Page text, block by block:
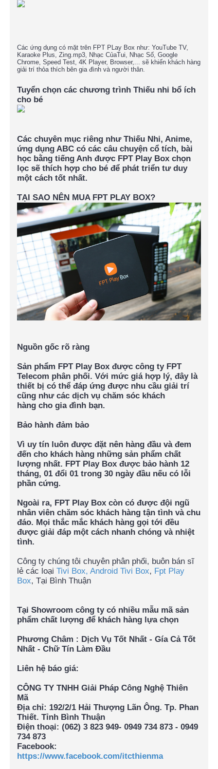
Các ứng dụng có mặt trên FPT PLay Box như: YouTube TV,
Karaoke Plus, Zing.mp3, Nhạc CủaTui, Nhạc Số, Google
Chrome, Speed Test, 4K Player, Browser,... sẽ khiến khách hàng
giải trí thỏa thích bên gia đình và người thân.
Tuyển chọn các chương trình Thiếu nhi bổ ích
cho bé
Các chuyên mục riêng như Thiếu Nhi, Anime,
ứng dụng ABC có các câu chuyện cổ tích, bài
học bằng tiếng Anh được FPT Play Box chọn
lọc sẽ thích hợp cho bé để phát triển tư duy
một cách tốt nhất.
TẠI SAO NÊN MUA FPT PLAY BOX?
Nguồn gốc rõ ràng
Sản phẩm FPT Play Box được công ty FPT
Telecom phân phối. Với mức giá hợp lý, đây là
thiết bị có thể đáp ứng được nhu cầu giải trí
cũng như các dịch vụ chăm sóc khách
hàng cho gia đình bạn.​
Bảo hành đảm bảo
Vì uy tín luôn được đặt nên hàng đầu và đem
đến cho khách hàng những sản phẩm chất
lượng nhất. FPT Play Box được bảo hành 12
tháng, 01 đổi 01 trong 30 ngày đầu nếu có lỗi
phần cứng.
Ngoài ra, FPT Play Box còn có được đội ngũ
nhân viên chăm sóc khách hàng tận tình và chu
đáo. Mọi thắc mắc khách hàng gọi tới đều
được giải đáp một cách nhanh chóng và nhiệt
tình.
Công ty chúng tôi chuyên phân phổi, buôn bán sĩ
lẻ các loại Tivi Box, Android Tivi Box, Fpt Play
Box, Tại Bình Thuận
Tại Showroom công ty có nhiều mẫu mã sản
phẩm chất lượng để khách hàng lựa chọn
Phương Châm : Dịch Vụ Tốt Nhất - Gía Cả Tốt
Nhất - Chữ Tín Làm Đầu
Liên hệ báo giá:
CÔNG TY TNHH Giải Pháp Công Nghệ Thiên
Mã
Địa chỉ: 192/2/1 Hải Thượng Lãn Ông. Tp. Phan
Thiết. Tỉnh Bình Thuận
Điện thoại: (062) 3 823 949- 0949 734 873 - 0949
734 873
Facebook:
https://www.facebook.com/itcthienma